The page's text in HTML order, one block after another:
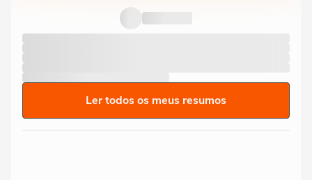
Ler todos os meus resumos